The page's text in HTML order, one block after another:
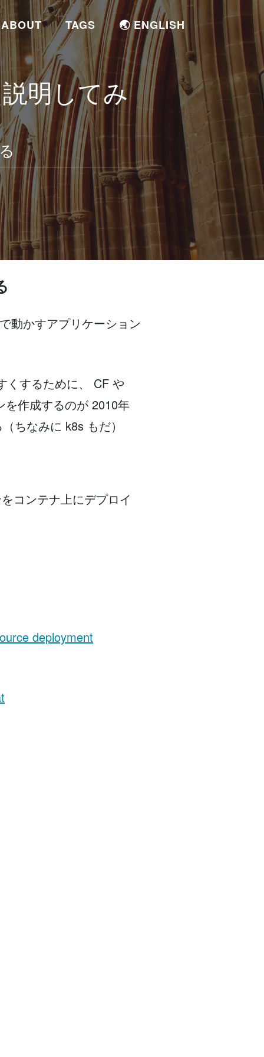
ABOUT TAGS 🌏 ENGLISH
明してみ
動かすアプリケーション
くするために、 CF や
を作成するのが 2010年
ちなみに k8s もだ）
コンテナ上にデプロイ
deployment